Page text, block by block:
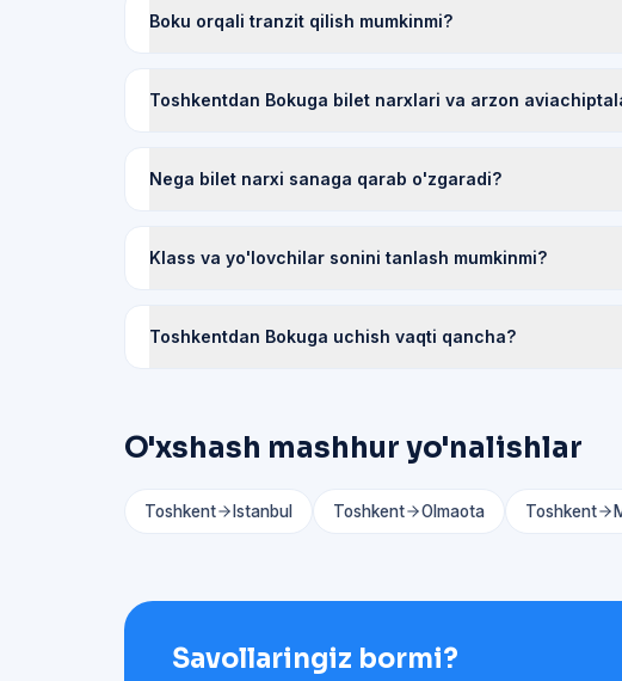
Boku orqali tranzit qilish mumkinmi?
Toshkentdan Bokuga bilet narxlari va arzon
Nega bilet narxi sanaga qarab o'zgaradi?
Klass va yo'lovchilar sonini tanlash mumkinmi?
Toshkentdan Bokuga uchish vaqti qancha?
O'xshash mashhur yo'nalishlar
Toshkent Istanbul Toshkent Olmaota Toshkent
Savollaringiz bormi?